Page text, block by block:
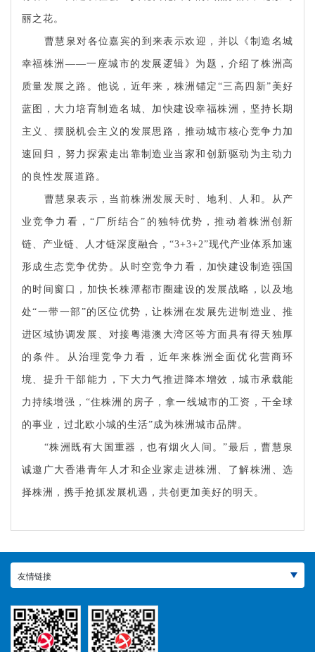
丽之花。
曹慧泉对各位嘉宾的到来表示欢迎，并以《制造名城
幸福株洲——一座城市的发展逻辑》为题，介绍了株洲高
质量发展之路。他说，近年来，株洲锚定“三高四新”美好
蓝图，大力培育制造名城、加快建设幸福株洲，坚持长期
主义、摆脱机会主义的发展思路，推动城市核心竞争力加
速回归，努力探索走出靠制造业当家和创新驱动为主动力
的良性发展道路。
曹慧泉表示，当前株洲发展天时、地利、人和。从产
业竞争力看，“厂所结合”的独特优势，推动着株洲创新
链、产业链、人才链深度融合，“3+3+2”现代产业体系加速
形成生态竞争优势。从时空竞争力看，加快建设制造强国
的时间窗口，加快长株潭都市圈建设的发展战略，以及地
处“一带一部”的区位优势，让株洲在发展先进制造业、推
进区域协调发展、对接粤港澳大湾区等方面具有得天独厚
的条件。从治理竞争力看，近年来株洲全面优化营商环
境、提升干部能力，下大力气推进降本增效，城市承载能
力持续增强，“住株洲的房子，拿一线城市的工资，干全球
的事业，过北欧小城的生活”成为株洲城市品牌。
“株洲既有大国重器，也有烟火人间。”最后，曹慧泉
诚邀广大香港青年人才和企业家走进株洲、了解株洲、选
择株洲，携手抢抓发展机遇，共创更加美好的明天。
友情链接